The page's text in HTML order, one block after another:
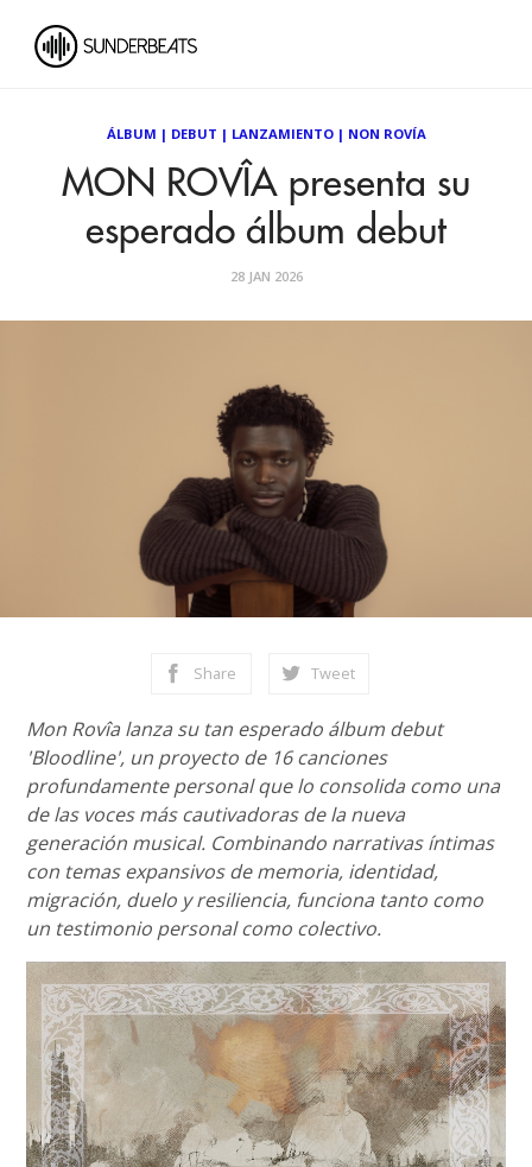
ÁLBUM | DEBUT | LANZAMIENTO| NON ROVÍA
MON ROVÎA presenta su
esperado álbum debut
28 JAN 2026
Share Tweet
Mon Rovîa lanza su tan esperado álbum debut
'Bloodline', un proyecto de 16 canciones
profundamente personal que lo consolida como una
de las voces más cautivadoras de la nueva
generación musical. Combinando narrativas íntimas
con temas expansivos de memoria, identidad,
migración, duelo y resiliencia, funciona tanto como
un testimonio personal como colectivo.